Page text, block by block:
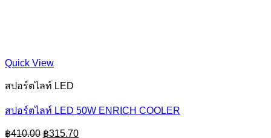
Quick View
สปอร์ตไลท์ LED
สปอร์ตไลท์ LED 50W ENRICH COOLER
฿410.00 Original
฿315.70Current